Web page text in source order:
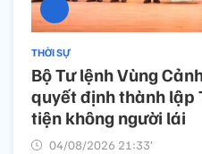
THỜI SỰ
Bộ Tư lệnh Vùng
quyết định thành lập
tiện không người lái
04/08/2026 21:33’